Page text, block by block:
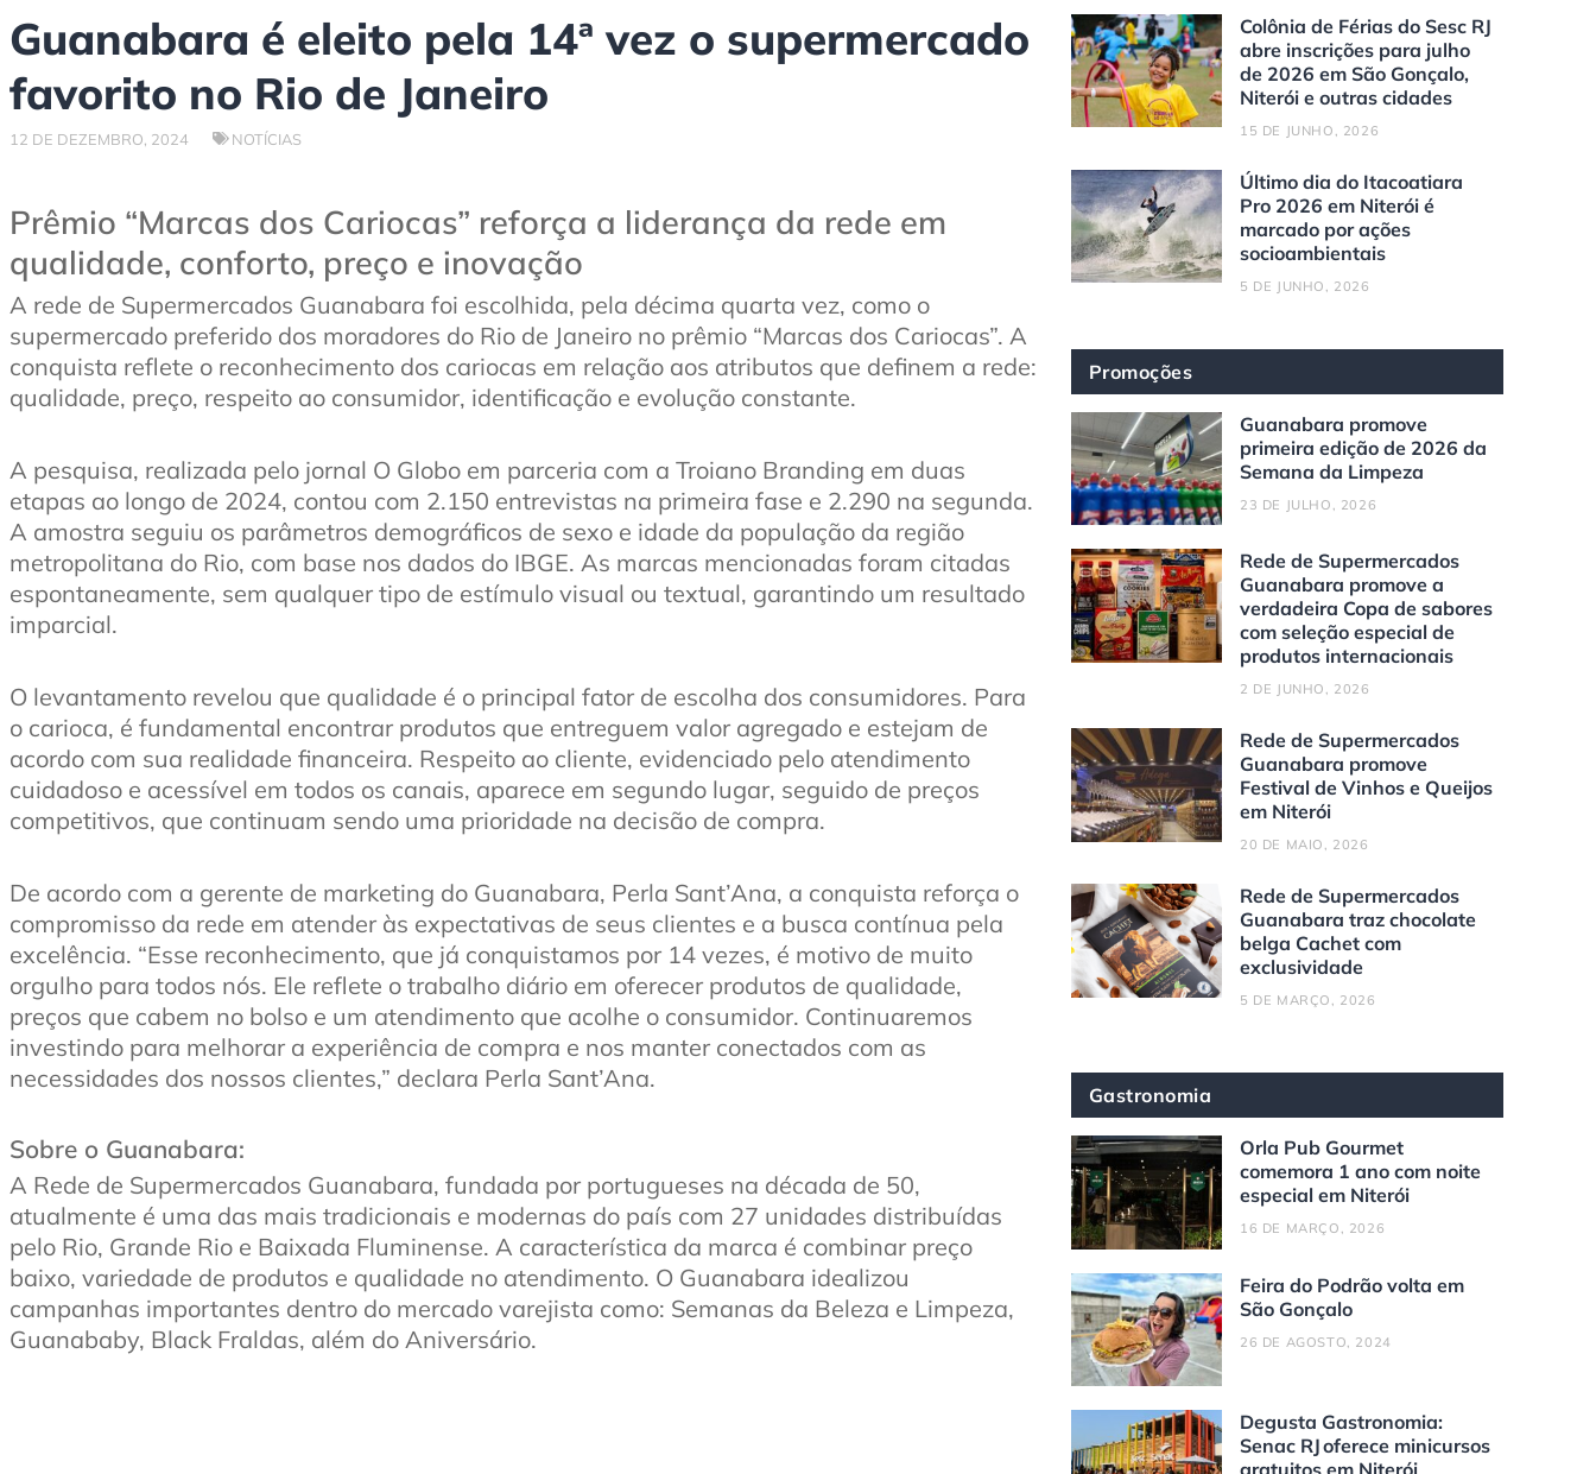
Guanabara é eleito pela 14ª vez o supermercado
favorito no Rio de Janeiro
12 DE DEZEMBRO, 2024 NOTÍCIAS
Prêmio “Marcas dos Cariocas” reforça a liderança da rede em
qualidade, conforto, preço e inovação
A rede de Supermercados Guanabara foi escolhida, pela décima quarta vez, como o
supermercado preferido dos moradores do Rio de Janeiro no prêmio “Marcas dos Cariocas”. A
conquista reflete o reconhecimento dos cariocas em relação aos atributos que definem a rede:
qualidade, preço, respeito ao consumidor, identificação e evolução constante.
A pesquisa, realizada pelo jornal O Globo em parceria com a Troiano Branding em duas
etapas ao longo de 2024, contou com 2.150 entrevistas na primeira fase e 2.290 na segunda.
A amostra seguiu os parâmetros demográficos de sexo e idade da população da região
metropolitana do Rio, com base nos dados do IBGE. As marcas mencionadas foram citadas
espontaneamente, sem qualquer tipo de estímulo visual ou textual, garantindo um resultado
imparcial.
O levantamento revelou que qualidade é o principal fator de escolha dos consumidores. Para
o carioca, é fundamental encontrar produtos que entreguem valor agregado e estejam de
acordo com sua realidade financeira. Respeito ao cliente, evidenciado pelo atendimento
cuidadoso e acessível em todos os canais, aparece em segundo lugar, seguido de preços
competitivos, que continuam sendo uma prioridade na decisão de compra.
De acordo com a gerente de marketing do Guanabara, Perla Sant’Ana, a conquista reforça o
compromisso da rede em atender às expectativas de seus clientes e a busca contínua pela
excelência. “Esse reconhecimento, que já conquistamos por 14 vezes, é motivo de muito
orgulho para todos nós. Ele reflete o trabalho diário em oferecer produtos de qualidade,
preços que cabem no bolso e um atendimento que acolhe o consumidor. Continuaremos
investindo para melhorar a experiência de compra e nos manter conectados com as
necessidades dos nossos clientes,” declara Perla Sant’Ana.
Sobre o Guanabara:
A Rede de Supermercados Guanabara, fundada por portugueses na década de 50,
atualmente é uma das mais tradicionais e modernas do país com 27 unidades distribuídas
pelo Rio, Grande Rio e Baixada Fluminense. A característica da marca é combinar preço
baixo, variedade de produtos e qualidade no atendimento. O Guanabara idealizou
campanhas importantes dentro do mercado varejista como: Semanas da Beleza e Limpeza,
Guanababy, Black Fraldas, além do Aniversário.
Colônia de Férias do Sesc RJ
abre inscrições para julho
de 2026 em São Gonçalo,
Niterói e outras cidades
15 DE JUNHO, 2026
Último dia do Itacoatiara
Pro 2026 em Niterói é
marcado por ações
socioambientais
5 DE JUNHO, 2026
Promoções
Guanabara promove
primeira edição de 2026 da
Semana da Limpeza
23 DE JULHO, 2026
Rede de Supermercados
Guanabara promove a
verdadeira Copa de sabores
com seleção especial de
produtos internacionais
2 DE JUNHO, 2026
Rede de Supermercados
Guanabara promove
Festival de Vinhos e Queijos
em Niterói
20 DE MAIO, 2026
Rede de Supermercados
Guanabara traz chocolate
belga Cachet com
exclusividade
5 DE MARÇO, 2026
Gastronomia
Orla Pub Gourmet
comemora 1 ano com noite
especial em Niterói
16 DE MARÇO, 2026
Feira do Podrão volta em
São Gonçalo
26 DE AGOSTO, 2024
Degusta Gastronomia:
Senac RJ oferece minicursos